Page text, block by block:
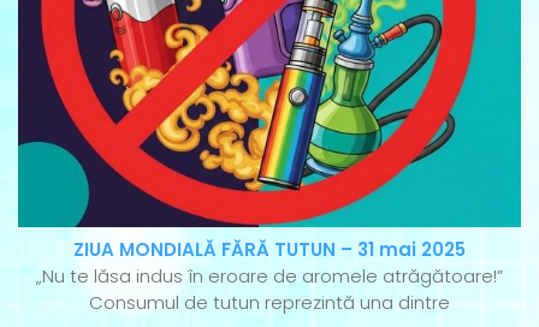
ZIUA MONDIALĂ FĂRĂ TUTUN – 31 mai 2025
„Nu te lăsa indus în eroare de aromele atrăgătoare!”
Consumul de tutun reprezintă una dintre